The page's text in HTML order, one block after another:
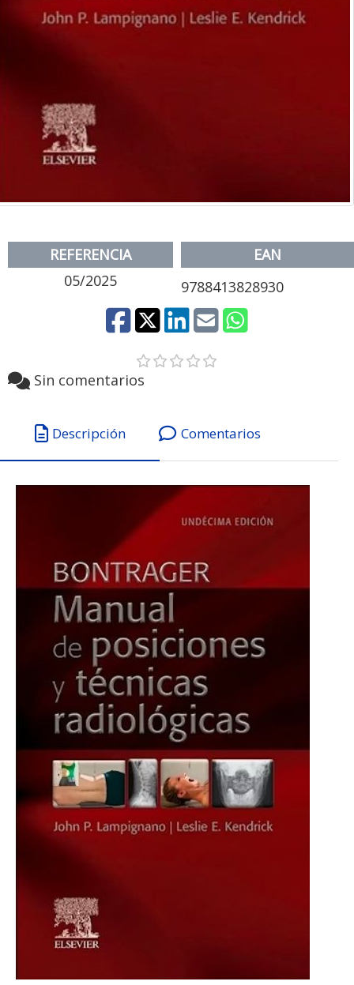
REFERENCIA
05/2025
EAN
9788413828930
Sin comentarios
Descripción Comentarios